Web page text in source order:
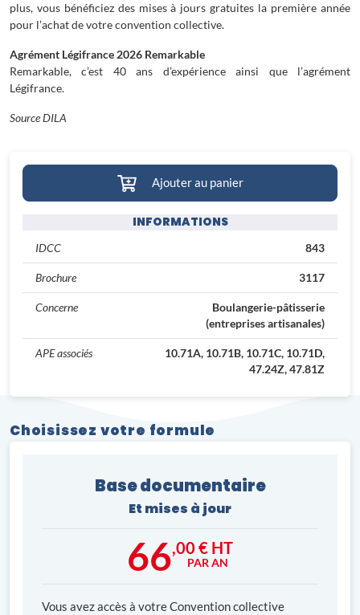
plus, vous bénéficiez des mises à jours gratuites la première année
pour l’achat de votre convention collective.
Agrément Légifrance 2026 Remarkable
Remarkable, c’est 40 ans d’expérience ainsi que l’agrément
Légifrance.
Source DILA
Ajouter au panier
INFORMATIONS
IDCC 843
Brochure 3117
Concerne
Boulangerie-pâtisserie
(entreprises artisanales)
APE associés
10.71A, 10.71B, 10.71C, 10.71D,
47.24Z, 47.81Z
Choisissez votre formule
Base documentaire
Et mises à jour
66,00 € HT
PAR AN
Vous avez accès à votre Convention collective